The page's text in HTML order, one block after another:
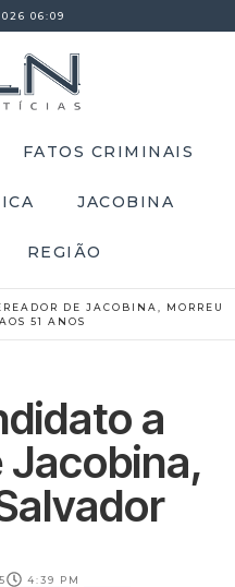
06:09
FATOS CRIMINAIS
JACOBINA
REGIÃO
DE JACOBINA, MORREU
51 ANOS
a
4:39 PM